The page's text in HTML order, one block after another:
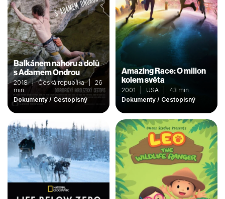
Balkánem nahoru a dolů
s Adamem Ondrou
2018 | Česká republika | 26
min
Dokumenty / Cestopisný
Amazing Race: O milion
kolem světa
2001 | USA | 43 min
Dokumenty / Cestopisný